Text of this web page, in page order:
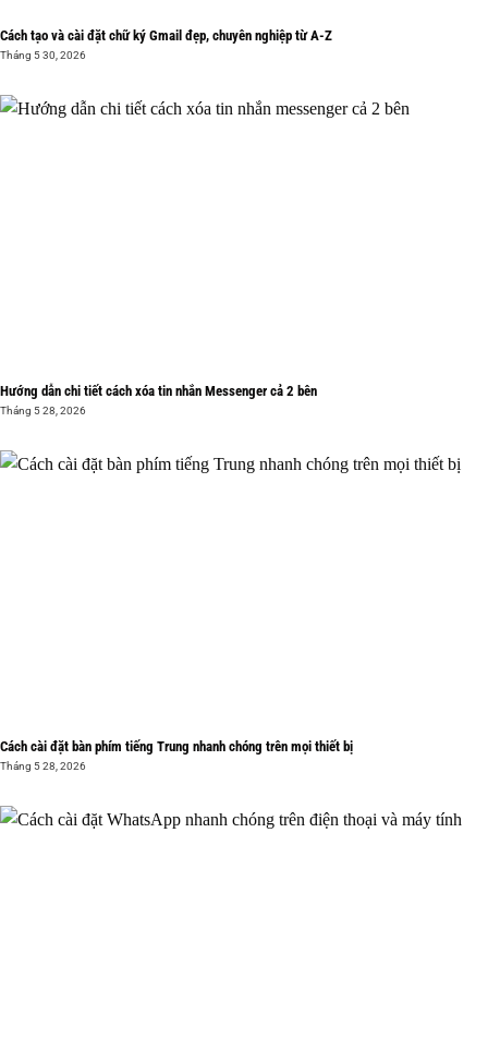
Cách tạo và cài đặt chữ ký Gmail đẹp, chuyên nghiệp từ A-Z
Tháng 5 30, 2026
Hướng dẫn chi tiết cách xóa tin nhắn Messenger cả 2 bên
Tháng 5 28, 2026
Cách cài đặt bàn phím tiếng Trung nhanh chóng trên mọi thiết bị
Tháng 5 28, 2026